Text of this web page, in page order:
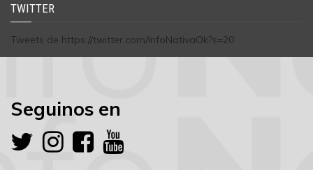
TWITTER
Tweets de https://twitter.com/InfoNativaOk?s=20
Seguinos en